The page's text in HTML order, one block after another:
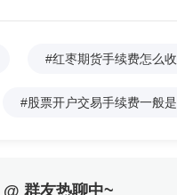
固定值收
期货苹果
费率值收
#红枣期货手续费怎么
#股票开户交易手续费一般
@ 群友热聊中~